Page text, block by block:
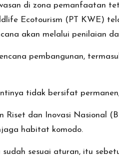
di zona pemanfaatan
Ecotourism (PT KWE)
akan melalui penilaian
pembangunan,
tidak bersifat
Riset dan Inovasi Nasional
habitat komodo.
sesuai aturan, itu